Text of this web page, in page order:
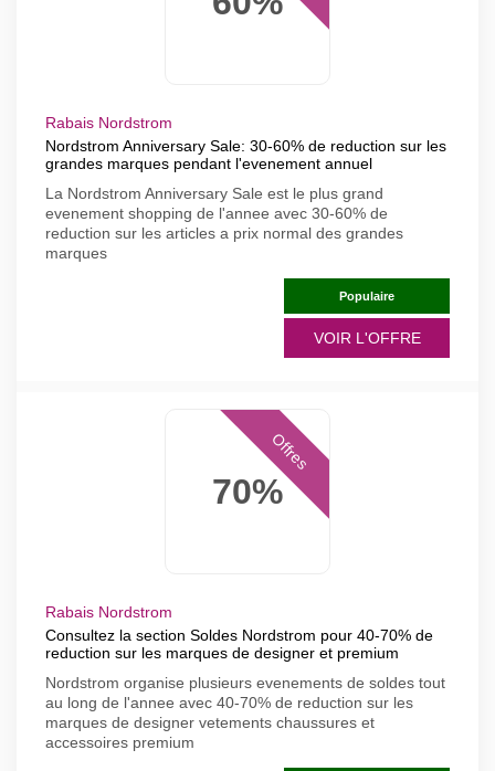
Rabais Nordstrom
Nordstrom Anniversary Sale: 30-60% de reduction sur les
grandes marques pendant l'evenement annuel
La Nordstrom Anniversary Sale est le plus grand
evenement shopping de l'annee avec 30-60% de
reduction sur les articles a prix normal des grandes
marques
Populaire
VOIR L'OFFRE
70%
Offres
Rabais Nordstrom
Consultez la section Soldes Nordstrom pour 40-70% de
reduction sur les marques de designer et premium
Nordstrom organise plusieurs evenements de soldes tout
au long de l'annee avec 40-70% de reduction sur les
marques de designer vetements chaussures et
accessoires premium